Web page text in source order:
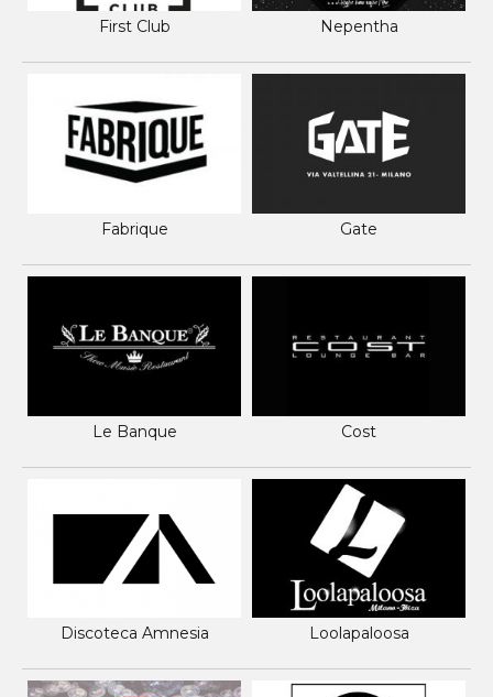
First Club Nepentha
Fabrique Gate
Le Banque Cost
Discoteca Amnesia Loolapaloosa